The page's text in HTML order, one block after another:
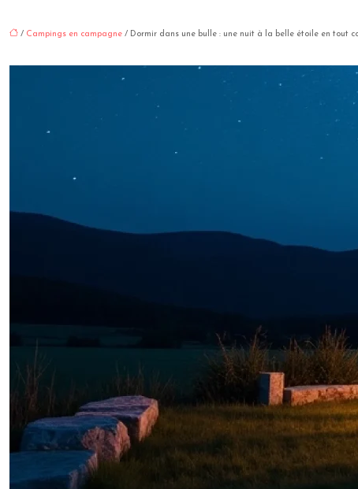
/ Campings en campagne / Dormir dans une bulle : une nuit à la belle étoile en tout